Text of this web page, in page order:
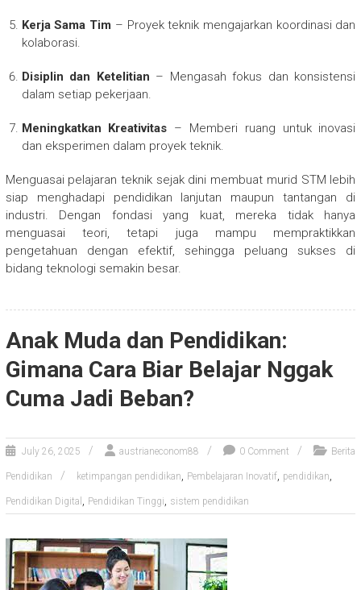
Kerja Sama Tim – Proyek teknik mengajarkan koordinasi dan
kolaborasi.
Disiplin dan Ketelitian – Mengasah fokus dan konsistensi
dalam setiap pekerjaan.
Meningkatkan Kreativitas – Memberi ruang untuk inovasi
dan eksperimen dalam proyek teknik.
Menguasai pelajaran teknik sejak dini membuat murid STM lebih
siap menghadapi pendidikan lanjutan maupun tantangan di
industri. Dengan fondasi yang kuat, mereka tidak hanya
menguasai teori, tetapi juga mampu mempraktikkan
pengetahuan dengan efektif, sehingga peluang sukses di
bidang teknologi semakin besar.
Anak Muda dan Pendidikan:
Gimana Cara Biar Belajar Nggak
Cuma Jadi Beban?
July 26, 2025 austrianeconom88 0 Comment Berita
Pendidikan ketimpangan pendidikan, Pembelajaran Inovatif, pendidikan,
Pendidikan Digital , Pendidikan Tinggi, sistem pendidikan